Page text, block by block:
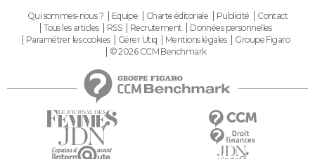
Qui sommes-nous ? Equipe Charte éditoriale Publicité
Contact
Tous les articles
RSS Recrutement
Données personnelles
Paramétrer les cookies
Gérer Utiq Mentions légales
Groupe Figaro
© 2026 CCM Benchmark